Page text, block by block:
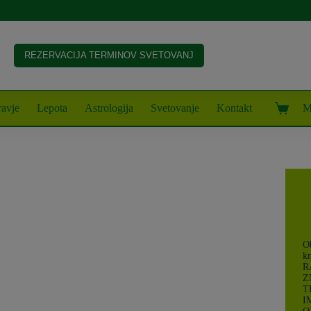
REZERVACIJA TERMINOV SVETOVANJ
Lepota Astrologija Svetovanje Kontakt
cart